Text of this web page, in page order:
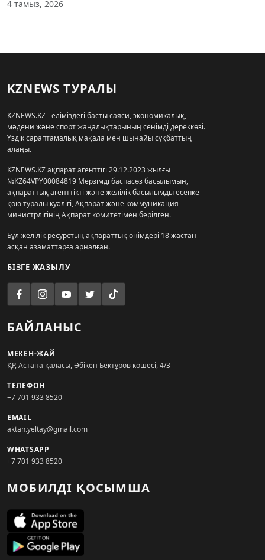
4 тамыз, 2026
KZNEWS ТУРАЛЫ
KZNEWS.KZ - еліміздегі басты саяси, экономикалық,
мәдени және спорт жаңалықтарының сенімді дереккөзі.
Үздік сараптамалық мақала мен шынайы сұқбаттың
алаңы.
KZNEWS.KZ ақпарат агенттігі 29.12.2023 жылғы
№KZ64VPY00084819 Мерзімді баспасөз басылымын,
ақпараттық агенттікті және желілік басылымды есепке
қою туралы куәлігі, Ақпарат және коммуникация
министрлігінің Ақпарат комитетімен берілген.
Бұл желілік ресурстың ақпараттық өнімдері 18 жастан
асқан азаматтарға арналған.
БІЗГЕ ЖАЗЫЛУ
БАЙЛАНЫС
МЕКЕН-ЖАЙ
ҚР, Астана қаласы, Әбікен Бектұров көшесі, 4/3
ТЕЛЕФОН
+7 701 933 8520
EMAIL
aktan.yeltay@gmail.com
WHATSAPP
+7 701 933 8520
МОБИЛДІ ҚОСЫМША